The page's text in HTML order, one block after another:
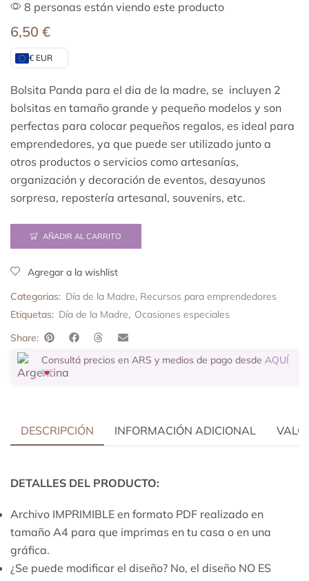
8 personas están viendo este producto
6,50 €
€ EUR
Bolsita Panda para el dia de la madre, se incluyen 2
bolsitas en tamaño grande y pequeño modelos y son
perfectas para colocar pequeños regalos, es ideal para
emprendedores, ya que puede ser utilizado junto a
otros productos o servicios como artesanías,
organización y decoración de eventos, desayunos
sorpresa, repostería artesanal, souvenirs, etc.
AÑADIR AL CARRITO
Agregar a la wishlist
Categorias: Día de la Madre, Recursos para emprendedores
Etiquetas: Día de la Madre, Ocasiones especiales
Share:
Consultá precios en ARS y medios de pago desde AQUÍ
DESCRIPCIÓN INFORMACIÓN ADICIONAL
DETALLES DEL PRODUCTO:
Archivo IMPRIMIBLE en formato PDF realizado en
tamaño A4 para que imprimas en tu casa o en una
gráfica.
¿Se puede modificar el diseño? No, el diseño NO ES